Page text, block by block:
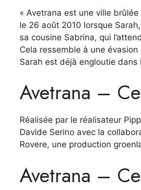
« Avetrana est une ville
le 26 août 2010 lorsque
sa cousine Sabrina, qui
Cela ressemble à une
Sarah est déjà engloutie dans
Avetrana –
Réalisée par le réalisateur
Davide Serino avec la
Rovere, une production
Avetrana –